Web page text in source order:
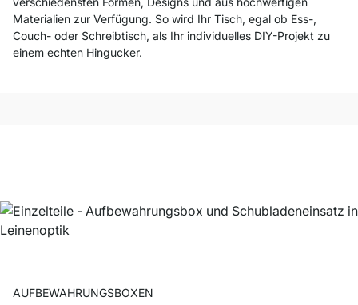
Materialien zur Verfügung. So wird Ihr Tisch, egal ob Ess-,
Couch- oder Schreibtisch, als Ihr individuelles DIY-Projekt zu
einem echten Hingucker.
AUFBEWAHRUNGSBOXEN